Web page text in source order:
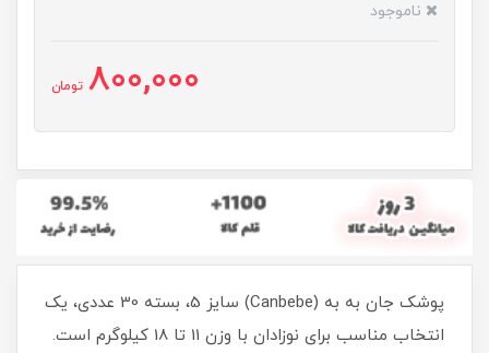
ناموجود
800,000 تومان
پوشک جان به به (Canbebe) سایز 5، بسته 30 عددی، یک
انتخاب مناسب برای نوزادان با وزن 11 تا 18 کیلوگرم است.